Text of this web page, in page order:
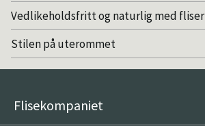
Vedlikeholdsfritt og naturlig med fliser
Stilen på uterommet
Flisekompaniet